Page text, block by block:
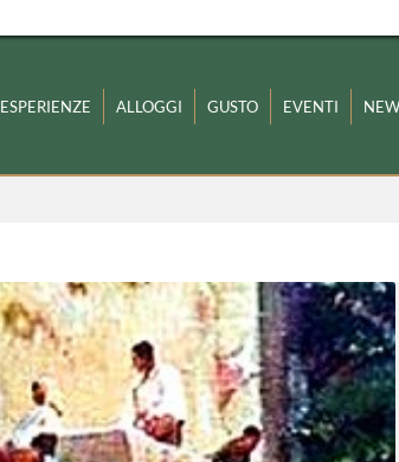
ESPERIENZE ALLOGGI GUSTO EVENTI